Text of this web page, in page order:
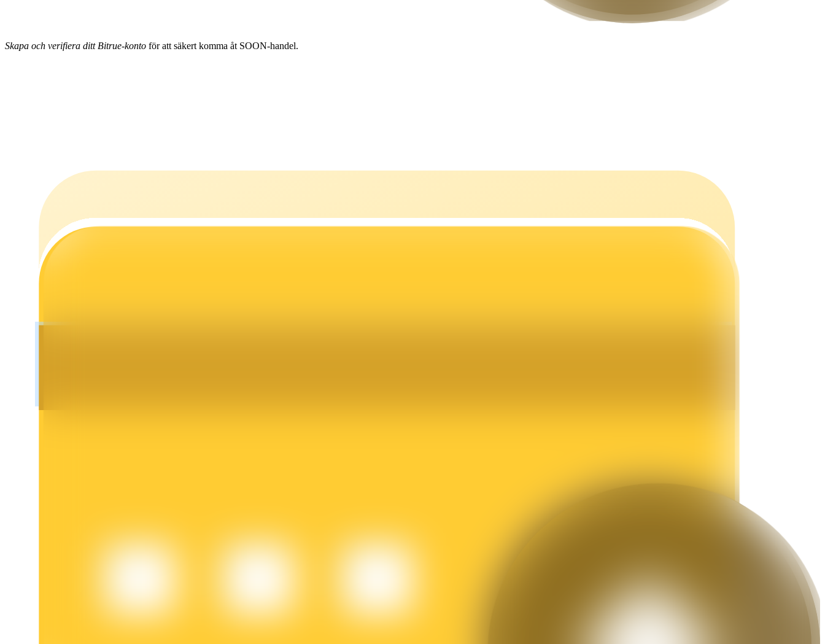
Launchpool
Flexibel insats för att tjäna populära tokens
BTR-låsningar
Skapa och verifiera ditt Bitrue-konto för att säkert komma åt SOON-handel.